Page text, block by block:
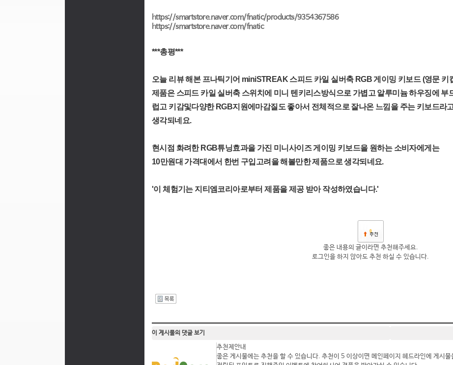
https://smartstore.naver.com/fnatic/products/9354367586
https://smartstore.naver.com/fnatic
***총평***
오늘 리뷰 해본 프나틱기어 miniSTREAK 스피드 카일 실버축 RGB 게이밍 키보드 (영문 키
제품은 스피드 카일 실버축 스위치에 미니 텐키리스방식으로 가볍고 알루미늄 하우징에 부
럽고 키감및다양한 RGB지원에마감질도 좋아서 전체적으로 잘나온 느낌을 주는 키보드라
생각되네요.
현시점 화려한 RGB튜닝효과을 가진 미니사이즈 게이밍 키보드을 원하는 소비자에게는
10만원대 가격대에서 한번 구입고려을 해볼만한 제품으로 생각되네요.
'이 체험기는 지티엠코리아로부터 제품을 제공 받아 작성하였습니다.'
0
좋은 내용의 글이라면 추천해주세요.
로그인을 하지 않아도 추천 하실 수 있습니다.
이 게시물의 댓글 보기
추천제안내
좋은 게시물에는 추천을 할 수 있습니다. 추천이 5 이상이면 메인페이지 헤드라인에 게시물